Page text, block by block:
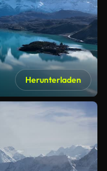
Herunterladen